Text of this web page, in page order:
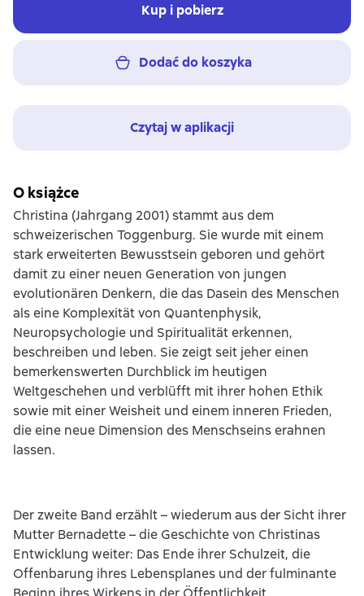
Kup i pobierz
Dodać do koszyka
Czytaj w aplikacji
O książce
Christina (Jahrgang 2001) stammt aus dem
schweizerischen Toggenburg. Sie wurde mit einem
stark erweiterten Bewusstsein geboren und gehört
damit zu einer neuen Generation von jungen
evolutionären Denkern, die das Dasein des Menschen
als eine Komplexität von Quantenphysik,
Neuropsychologie und Spiritualität erkennen,
beschreiben und leben. Sie zeigt seit jeher einen
bemerkenswerten Durchblick im heutigen
Weltgeschehen und verblüfft mit ihrer hohen Ethik
sowie mit einer Weisheit und einem inneren Frieden,
die eine neue Dimension des Menschseins erahnen
lassen.
Der zweite Band erzählt – wiederum aus der Sicht ihrer
Mutter Bernadette – die Geschichte von Christinas
Entwicklung weiter: Das Ende ihrer Schulzeit, die
Offenbarung ihres Lebensplanes und der fulminante